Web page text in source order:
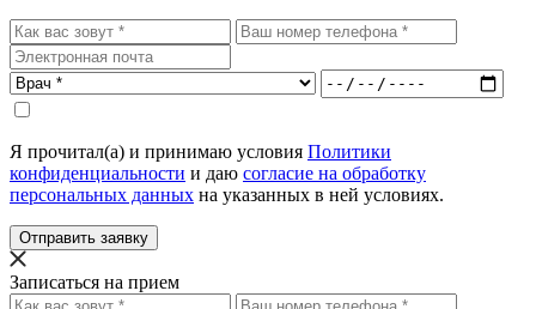
Я прочитал(а) и принимаю условия Политики
конфиденциальности и даю согласие на обработку
персональных данных на указанных в ней условиях.
Отправить заявку
Записаться на прием